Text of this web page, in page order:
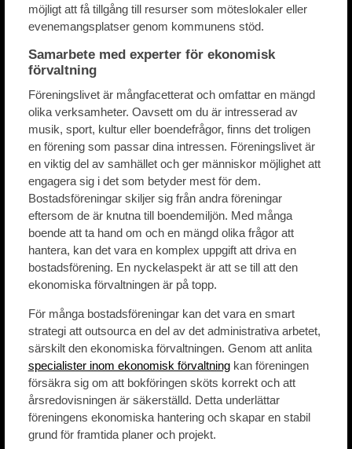
möjligt att få tillgång till resurser som möteslokaler eller
evenemangsplatser genom kommunens stöd.
Samarbete med experter för ekonomisk
förvaltning
Föreningslivet är mångfacetterat och omfattar en mängd
olika verksamheter. Oavsett om du är intresserad av
musik, sport, kultur eller boendefrågor, finns det troligen
en förening som passar dina intressen. Föreningslivet är
en viktig del av samhället och ger människor möjlighet att
engagera sig i det som betyder mest för dem.
Bostadsföreningar skiljer sig från andra föreningar
eftersom de är knutna till boendemiljön. Med många
boende att ta hand om och en mängd olika frågor att
hantera, kan det vara en komplex uppgift att driva en
bostadsförening. En nyckelaspekt är att se till att den
ekonomiska förvaltningen är på topp.
För många bostadsföreningar kan det vara en smart
strategi att outsourca en del av det administrativa arbetet,
särskilt den ekonomiska förvaltningen. Genom att anlita
specialister inom ekonomisk förvaltningkan föreningen
försäkra sig om att bokföringen sköts korrekt och att
årsredovisningen är säkerställd. Detta underlättar
föreningens ekonomiska hantering och skapar en stabil
grund för framtida planer och projekt.